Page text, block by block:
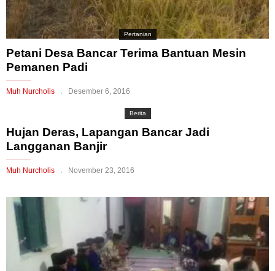
Pertanian
Petani Desa Bancar Terima Bantuan Mesin
Pemanen Padi
Muh Nurcholis Desember 6, 2016
Berita
Hujan Deras, Lapangan Bancar Jadi
Langganan Banjir
Muh Nurcholis November 23, 2016